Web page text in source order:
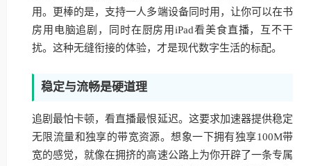
用。更棒的是，支持一人多端设备同时用，让你可以在书
房用电脑追剧，同时在厨房用iPad看美食直播，互不干
扰。这种无缝衔接的体验，才是现代数字生活的标配。
稳定与流畅是硬道理
追剧最怕卡顿，看直播最恨延迟。这要求加速器提供稳定
无限流量和独享的带宽资源。想象一下拥有独享100M带
宽的感觉，就像在拥挤的高速公路上为你开辟了一条专属